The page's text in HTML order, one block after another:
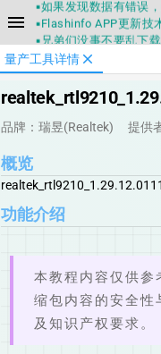
menu
▪Flashinfo APP更新
▪兄弟们没事不要乱下
▪Flashinfo提供的所有
不一定可信的，因为数
▪Flashinfo APP更新技
品牌：瑞昱(Realtek) 提供
概览
功能介绍
本教程内容仅供
缩包内容的安全
及知识产权要求。
量产工具详情 close